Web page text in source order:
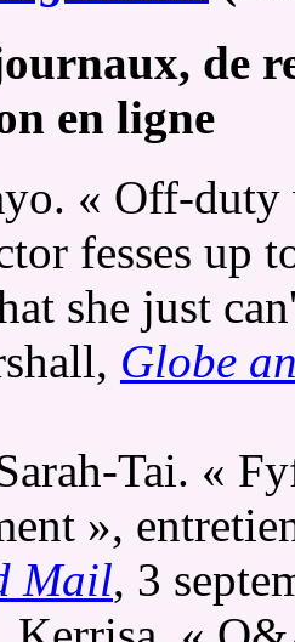
de
en ligne
« Off-
fesses up
she just
Globe
Tai. «
»,
Mail, 3